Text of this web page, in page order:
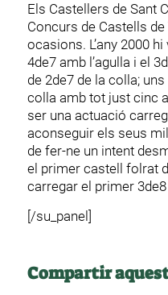
Els Castellers de Sant
Concurs de Castells
ocasions. L’any 2000
4de7 amb l’agulla i el
de 2de7 de la colla;
colla amb tot just cinc
ser una actuació
aconseguir els seus
de fer-ne un intent
el primer castell folrat
carregar el primer
[/su_panel]
Compartir